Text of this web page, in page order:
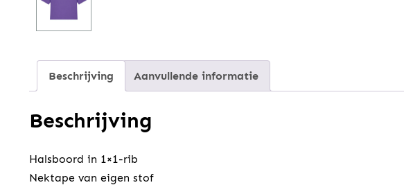
Beschrijving Aanvullende informatie
Beschrijving
Halsboord in 1×1-rib
Nektape van eigen stof